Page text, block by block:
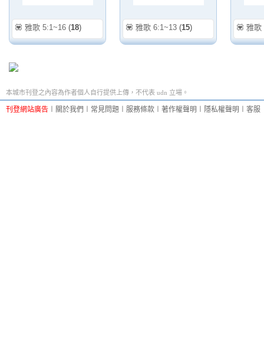
💟 雅歌 5:1~16 (18) 💟 雅歌 6:1~13 (15) 💟 雅
本城市刊登之內容為作者個人自行提供上傳，不代表 udn 立場。
刊登網站廣告 關於我們 常見問題 服務條款 著作權聲明 隱私權聲明 客服